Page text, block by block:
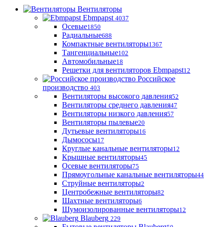
Вентиляторы
Ebmpapst 4037
Осевые1850
Радиальные688
Компактные вентиляторы1367
Тангенциальные102
Автомобильные18
Решетки для вентиляторов Ebmpapst12
Российское
производство 403
Вентиляторы высокого давления52
Вентиляторы среднего давления47
Вентиляторы низкого давления57
Вентиляторы пылевые20
Дутьевые вентиляторы16
Дымососы17
Круглые канальные вентиляторы12
Крышные вентиляторы45
Осевые вентиляторы75
Прямоугольные канальные вентиляторы44
Струйные вентиляторы2
Центробежные вентиляторы82
Шахтные вентиляторы6
Шумоизолированные вентиляторы12
Blauberg 229